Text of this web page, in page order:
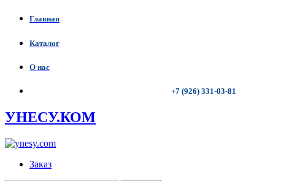
Главная
Каталог
О нас
+7 (926) 331-03-81
УНЕСУ.КОМ
Заказ